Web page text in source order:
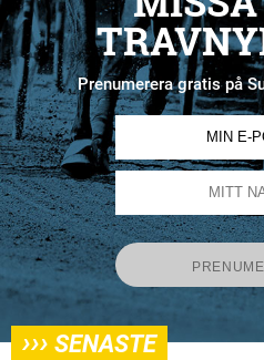
Prenumerera gratis på
››› SENASTE